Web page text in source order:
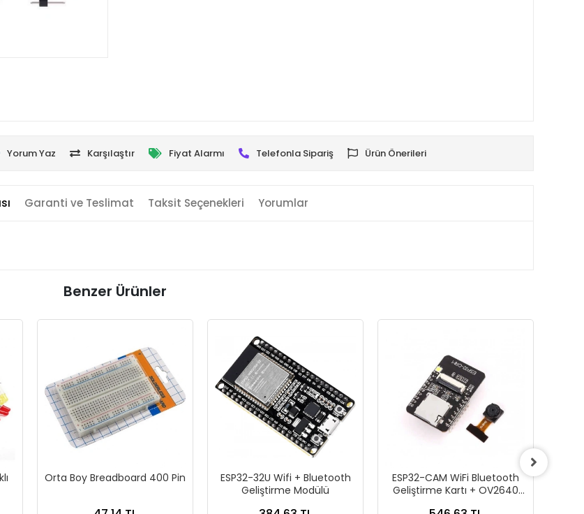
Yorum Yaz Karşılaştır Fiyat Alarmı Telefonla Sipariş Ürün Önerileri
Garanti ve Teslimat Taksit Seçenekleri Yorumlar
Benzer Ürünler
Orta Boy Breadboard 400 Pin
ESP32-32U Wifi + Bluetooth
Geliştirme Modülü
ESP32-CAM WiFi Bluetooth
Geliştirme Kartı + OV2640